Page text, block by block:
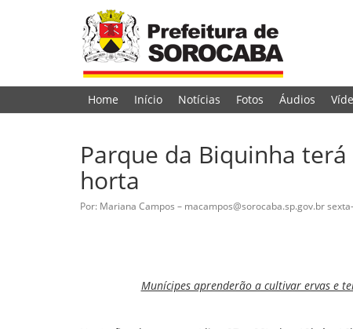
Home Início Notícias Fotos Áudios
Parque da Biquinha
horta
Por: Mariana Campos – macampos@sorocaba.sp.gov.br
Munícipes aprenderão a cultivar ervas e